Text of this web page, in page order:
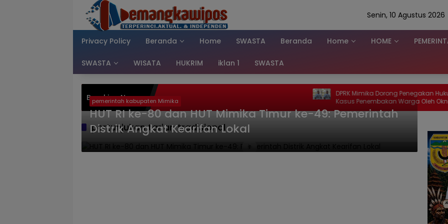
Senin, 10 Agustus 2026
Privacy Policy Beranda Home SWASTA Beranda Home HOME
SWASTA WISATA HUKRIM iklan 1 SWASTA
Breaking News
DPRK Mimika Dorong Penegakan Hukum
Kasus Penembakan Warga Oleh Oknum
Polisi di Raffles Residence
pertunjukan tarian tradisional
pemerintah kabupaten Mimika
HUT RI ke-80 dan HUT Mimika Timur ke-49: Pemerintah
Distrik Angkat Kearifan Lokal